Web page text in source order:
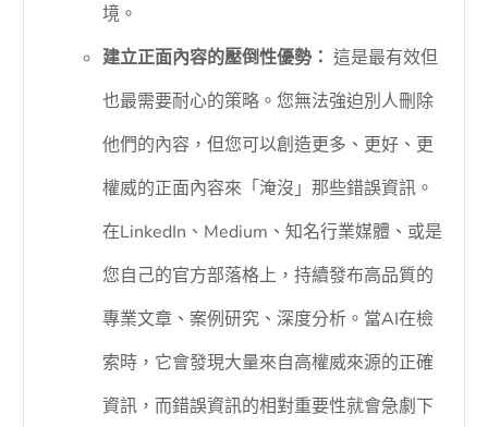
境。
建立正面內容的壓倒性優勢： 這是最有效但
也最需要耐心的策略。您無法強迫別人刪除
他們的內容，但您可以創造更多、更好、更
權威的正面內容來「淹沒」那些錯誤資訊。
在LinkedIn、Medium、知名行業媒體、或是
您自己的官方部落格上，持續發布高品質的
專業文章、案例研究、深度分析。當AI在檢
索時，它會發現大量來自高權威來源的正確
資訊，而錯誤資訊的相對重要性就會急劇下